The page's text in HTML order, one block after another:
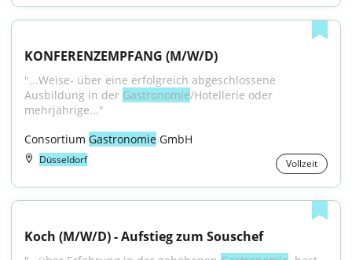
KONFERENZEMPFANG (M/W/D)
"...Weise- über eine erfolgreich abgeschlossene
Ausbildung in der Gastronomie/Hotellerie oder
mehrjährige..."
Consortium Gastronomie GmbH
Düsseldorf Vollzeit
Koch (M/W/D) - Aufstieg zum Souschef